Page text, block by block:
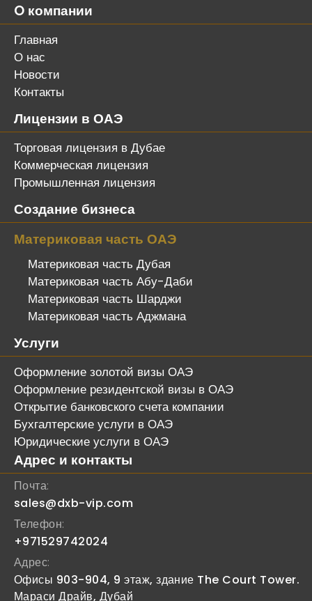
O компании
Главная
О нас
Новости
Контакты
Лицензии в ОАЭ
Торговая лицензия в Дубае
Коммерческая лицензия
Промышленная лицензия
Создание бизнеса
Материковая часть ОАЭ
Материковая часть Дубая
Материковая часть Абу-Даби
Материковая часть Шарджи
Материковая часть Аджмана
Услуги
Оформление золотой визы ОАЭ
Оформление резидентской визы в ОАЭ
Открытие банковского счета компании
Бухгалтерские услуги в ОАЭ
Юридические услуги в ОАЭ
Адрес и контакты
Почта:
sales@dxb-vip.com
Телефон:
+971529742024
Адрес:
Офисы 903-904, 9 этаж, здание The Court Tower.
Мараси Драйв, Дубай